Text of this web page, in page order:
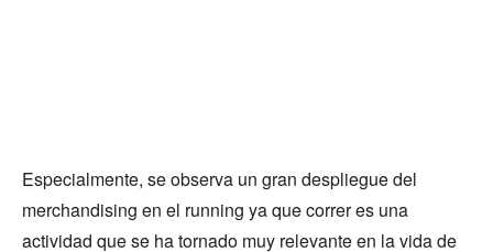
Especialmente, se observa un gran despliegue del
merchandising en el running ya que correr es una
actividad que se ha tornado muy relevante en la vida de